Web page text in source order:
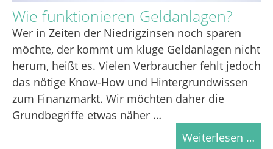
Wie funktionieren Geldanlagen?
Wer in Zeiten der Niedrigzinsen noch sparen
möchte, der kommt um kluge Geldanlagen nicht
herum, heißt es. Vielen Verbraucher fehlt jedoch
das nötige Know-How und Hintergrundwissen
zum Finanzmarkt. Wir möchten daher die
Grundbegriffe etwas näher …
Weiterlesen …